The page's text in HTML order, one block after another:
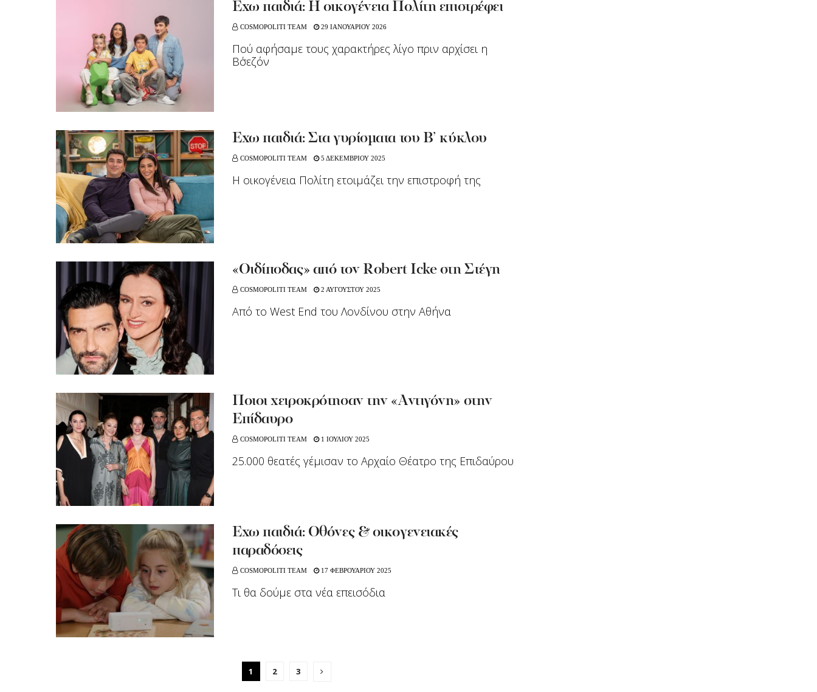
Έχω παιδιά: Η οικογένεια Πολίτη επιστρέφει
COSMOPOLITI TEAM 29 ΙΑΝΟΥΑΡΙΟΥ 2026
Πού αφήσαμε τους χαρακτήρες λίγο πριν αρχίσει η
Β΄σεζόν
Έχω παιδιά: Στα γυρίσματα του Β’ κύκλου
COSMOPOLITI TEAM 5 ΔΕΚΕΜΒΡΙΟΥ 2025
Η οικογένεια Πολίτη ετοιμάζει την επιστροφή της
«Οιδίποδας» από τον Robert Icke στη Στέγη
COSMOPOLITI TEAM 2 ΑΥΓΟΥΣΤΟΥ 2025
Από το West End του Λονδίνου στην Αθήνα
Ποιοι χειροκρότησαν την «Αντιγόνη» στην
Επίδαυρο
COSMOPOLITI TEAM 1 ΙΟΥΛΙΟΥ 2025
25.000 θεατές γέμισαν το Αρχαίο Θέατρο της Επιδαύρου
Έχω παιδιά: Οθόνες & οικογενειακές
παραδόσεις
COSMOPOLITI TEAM 17 ΦΕΒΡΟΥΑΡΙΟΥ 2025
Tι θα δούμε στα νέα επεισόδια
1 2 3